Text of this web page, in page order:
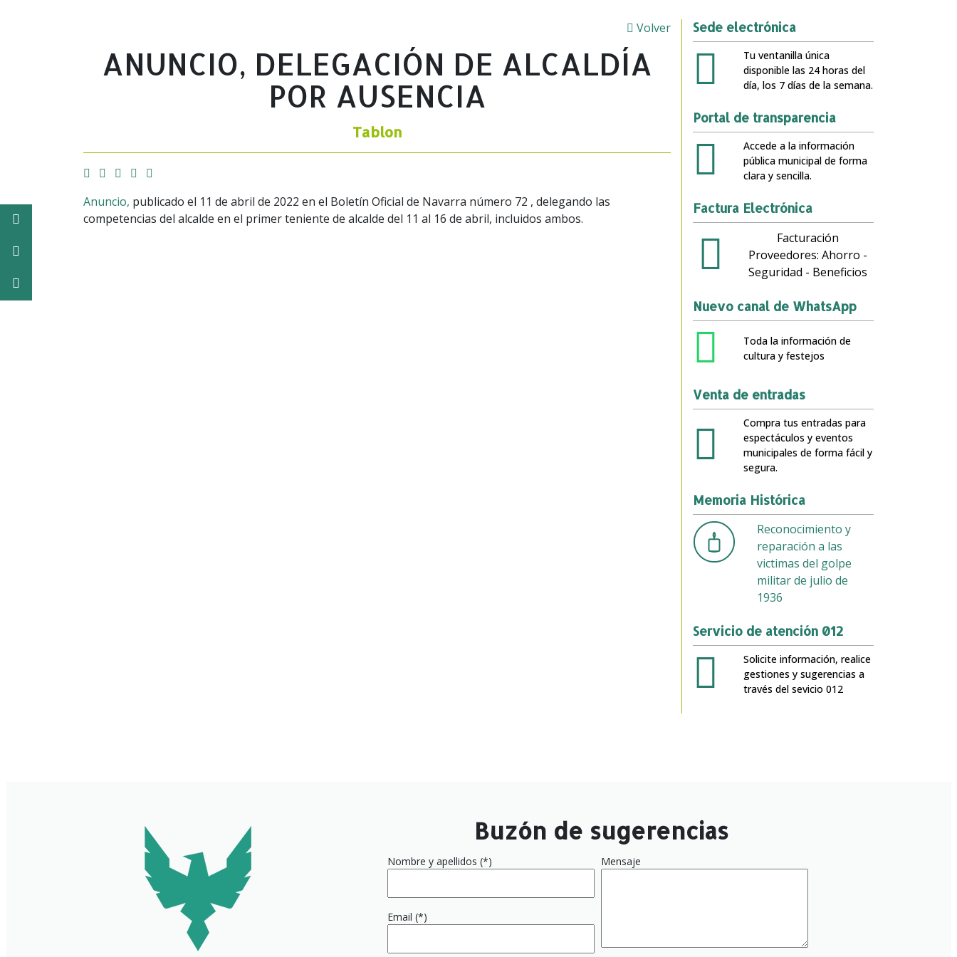
Volver
ANUNCIO, DELEGACIÓN DE ALCALDÍA
POR AUSENCIA
Tablon
Facebook
TwitterEmailImprimir
Anuncio, publicado el 11 de abril de 2022 en el Boletín Oficial de Navarra número 72 , delegando las
competencias del alcalde en el primer teniente de alcalde del 11 al 16 de abril, incluidos ambos.
Sede electrónica
Tu ventanilla única
disponible las 24 horas del
día, los 7 días de la semana.
Portal de transparencia
Accede a la información
pública municipal de forma
clara y sencilla.
Factura Electrónica
Facturación
Proveedores: Ahorro -
Seguridad - Beneficios
Nuevo canal de WhatsApp
Toda la información de
cultura y festejos
Venta de entradas
Compra tus entradas para
espectáculos y eventos
municipales de forma fácil y
segura.
Memoria Histórica
Reconocimiento y
reparación a las
victimas del golpe
militar de julio de
1936
Servicio de atención 012
Solicite información, realice
gestiones y sugerencias a
través del sevicio 012
Buzón de sugerencias
Nombre y apellidos (*)
Email (*)
Mensaje